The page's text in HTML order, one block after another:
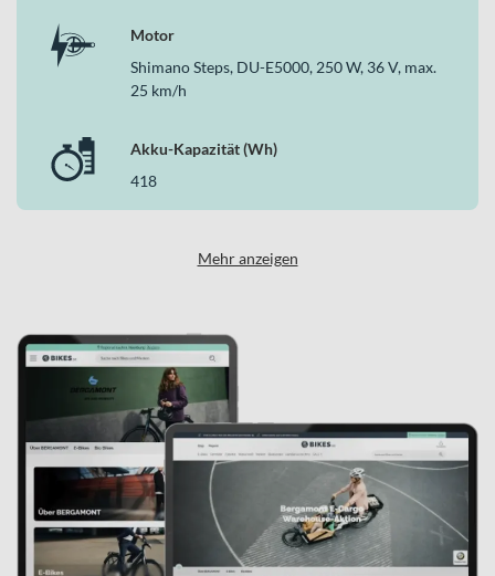
Motor
Shimano Steps, DU-E5000, 250 W, 36 V, max.
25 km/h
Akku-Kapazität (Wh)
418
Mehr anzeigen